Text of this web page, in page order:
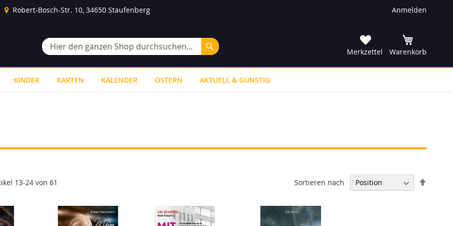
Anmelden
Robert-Bosch-Str. 10, 34650 Staufenberg
Suche
Suche
Merkzettel
Warenkorb
KINDER KARTEN KALENDER OSTERN AKTUELL & GÜNSTIG
13-24 von61 Sortieren nach